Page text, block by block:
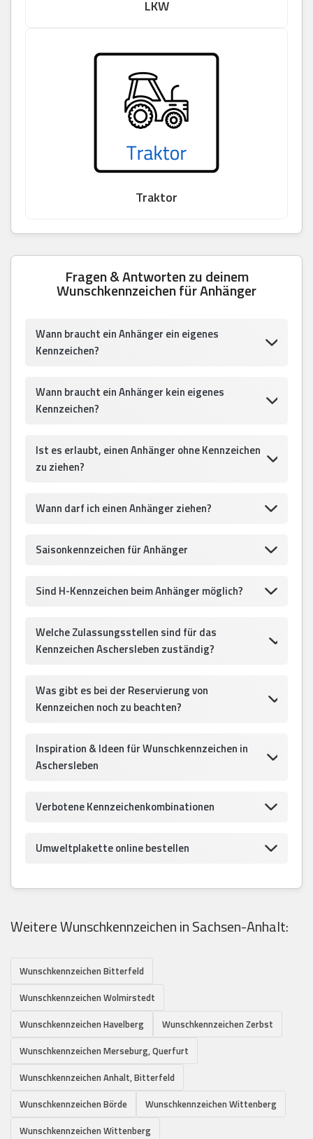
LKW
Traktor
Fragen & Antworten zu deinem
Wunschkennzeichen für Anhänger
Wann braucht ein Anhänger ein eigenes
Kennzeichen?
Wann braucht ein Anhänger kein eigenes
Kennzeichen?
Ist es erlaubt, einen Anhänger ohne Kennzeichen
zu ziehen?
Wann darf ich einen Anhänger ziehen?
Saisonkennzeichen für Anhänger
Sind H-Kennzeichen beim Anhänger möglich?
Welche Zulassungsstellen sind für das
Kennzeichen Aschersleben zuständig?
Was gibt es bei der Reservierung von
Kennzeichen noch zu beachten?
Inspiration & Ideen für Wunschkennzeichen in
Aschersleben
Verbotene Kennzeichenkombinationen
Umweltplakette online bestellen
Weitere Wunschkennzeichen in Sachsen-Anhalt:
Wunschkennzeichen Bitterfeld
Wunschkennzeichen Wolmirstedt
Wunschkennzeichen Havelberg
Wunschkennzeichen Zerbst
Wunschkennzeichen Merseburg, Querfurt
Wunschkennzeichen Anhalt, Bitterfeld
Wunschkennzeichen Börde
Wunschkennzeichen Wittenberg
Wunschkennzeichen Wittenberg